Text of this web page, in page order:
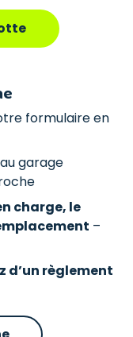
formulaire en
au garage
charge, le
–
d’un règlement